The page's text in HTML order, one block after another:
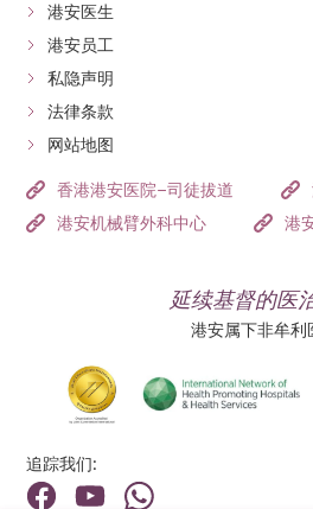
港安医生
港安员工
私隐声明
法律条款
网站地图
香港港安医院–司徒拔道
港安机械臂外科中心
港
延续基督的医
港安属下非牟利
追踪我们: